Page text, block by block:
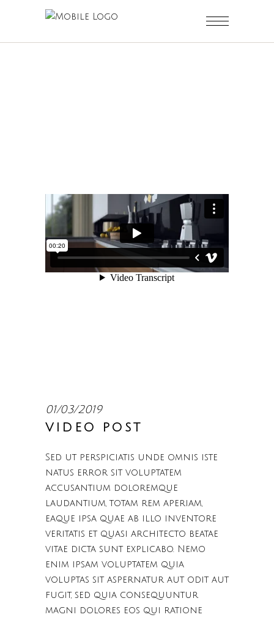
01/03/2019
VIDEO POST
Sed ut perspiciatis unde omnis iste
natus error sit voluptatem
accusantium doloremque
laudantium, totam rem aperiam,
eaque ipsa quae ab illo inventore
veritatis et quasi architecto beatae
vitae dicta sunt explicabo. Nemo
enim ipsam voluptatem quia
voluptas sit aspernatur aut odit aut
fugit, sed quia consequuntur
magni dolores eos qui ratione